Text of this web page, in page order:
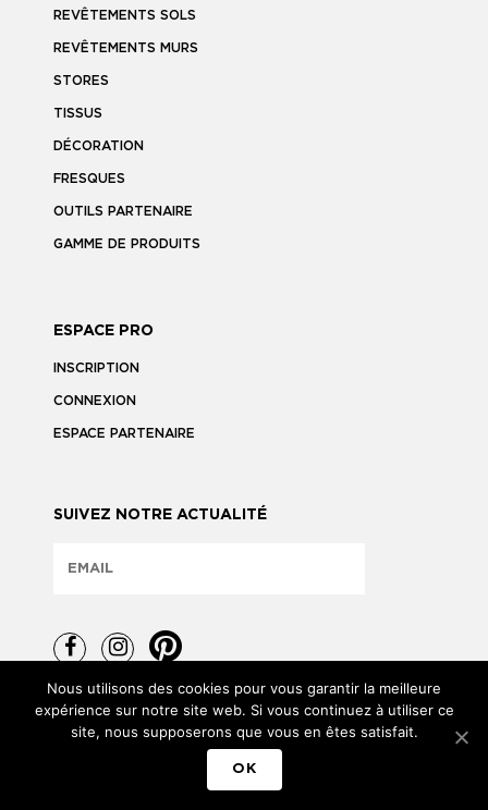
REVÊTEMENTS SOLS
REVÊTEMENTS MURS
STORES
TISSUS
DÉCORATION
FRESQUES
OUTILS PARTENAIRE
GAMME DE PRODUITS
ESPACE PRO
INSCRIPTION
CONNEXION
ESPACE PARTENAIRE
SUIVEZ NOTRE ACTUALITÉ
TOUS DROITS RÉSERVÉS © 2026
Nous utilisons des cookies pour vous garantir la meilleure
expérience sur notre site web. Si vous continuez à utiliser ce
site, nous supposerons que vous en êtes satisfait.
OK